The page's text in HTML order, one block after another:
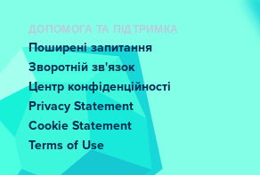
ДОПОМОГА ТА ПІДТРИМКА
Поширені запитання
Зворотній зв'язок
Центр конфіденційності
Privacy Statement
Cookie Statement
Terms of Use